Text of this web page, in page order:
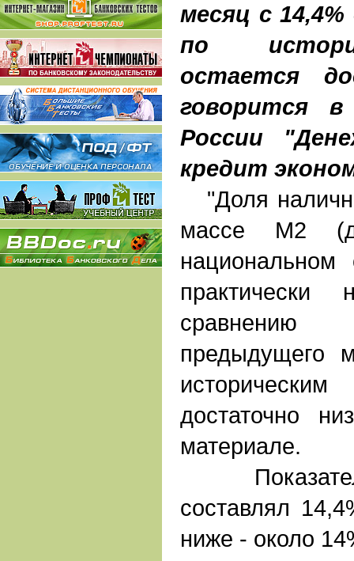
месяц с
по
остается
говорится
России
кредит
"Доля
массе М2
предыдущего
достаточно
материале.
составлял
ниже - около